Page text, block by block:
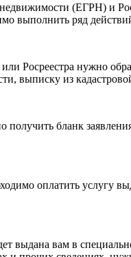
(ЕГРН) и
выполнить ряд
Росреестра нужно
выписку из
бланк
оплатить услугу
выдана вам в